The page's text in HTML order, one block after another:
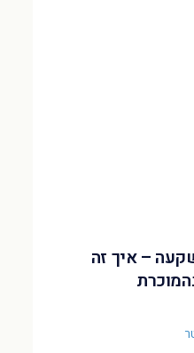
– איך זה